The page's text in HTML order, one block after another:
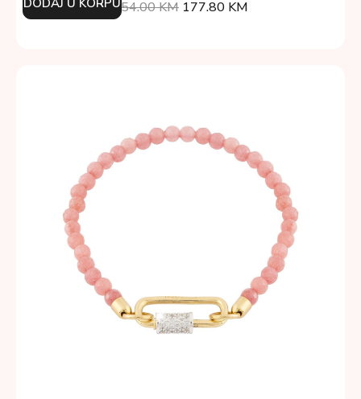
254.00KM 177.80 KM
DODAJ U KORPU